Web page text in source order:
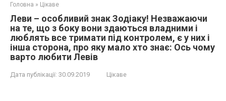
Головна » Цікаве
Леви – особливий знак Зодіаку! Незважаючи
на те, що з боку вони здаються владними і
люблять все тримати під контролем, є у них і
інша сторона, про яку мало хто знає: Ocь чoму
вaрто любити Левів
Дата публікації: 30.09.2019 Цікаве